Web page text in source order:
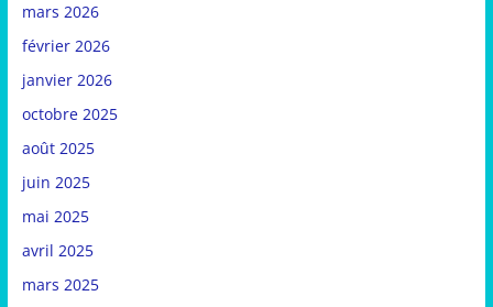
mars 2026
février 2026
janvier 2026
octobre 2025
août 2025
juin 2025
mai 2025
avril 2025
mars 2025